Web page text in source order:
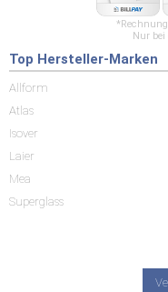
Nur
Top Hersteller-Marken
Allform
Atlas
Isover
Laier
Mea
Superglass